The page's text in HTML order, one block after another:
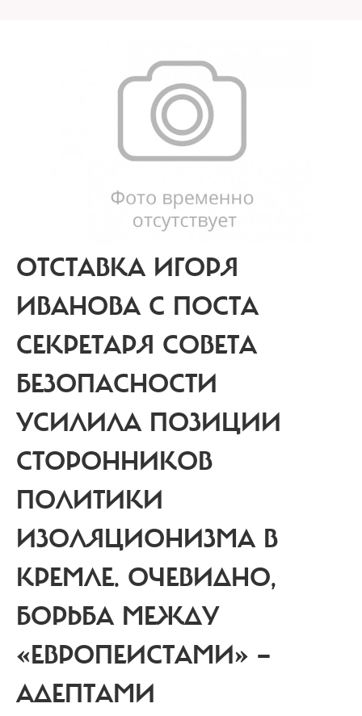
ОТСТАВКА ИГОРЯ
ИВАНОВА С ПОСТА
СЕКРЕТАРЯ СОВЕТА
БЕЗОПАСНОСТИ
УСИЛИЛА ПОЗИЦИИ
СТОРОННИКОВ
ПОЛИТИКИ
ИЗОЛЯЦИОНИЗМА В
КРЕМЛЕ. ОЧЕВИДНО,
БОРЬБА МЕЖДУ
«ЕВРОПЕИСТАМИ» —
АДЕПТАМИ